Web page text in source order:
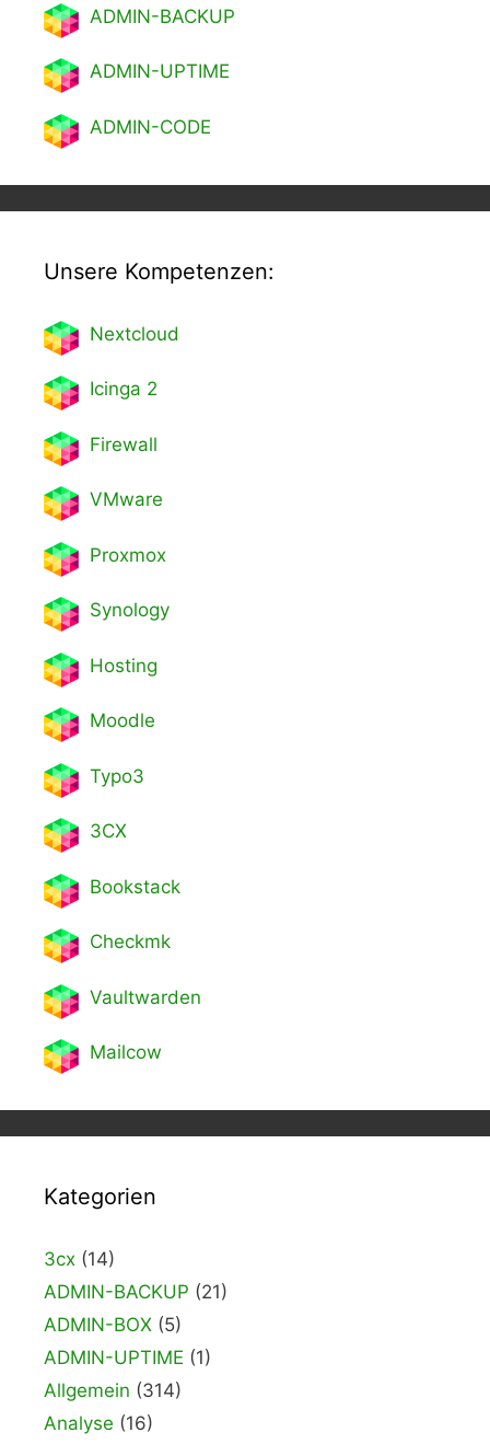
ADMIN-BACKUP
ADMIN-UPTIME
ADMIN-CODE
Unsere Kompetenzen:
Nextcloud
Icinga 2
Firewall
VMware
Proxmox
Synology
Hosting
Moodle
Typo3
3CX
Bookstack
Checkmk
Vaultwarden
Mailcow
Kategorien
3cx (14)
ADMIN-BACKUP (21)
ADMIN-BOX (5)
ADMIN-UPTIME (1)
Allgemein (314)
Analyse (16)